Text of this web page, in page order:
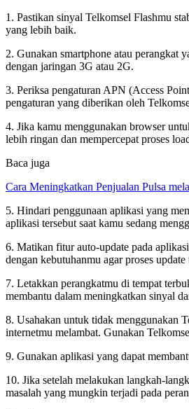
1. Pastikan sinyal Telkomsel Flashmu
yang lebih baik.
2. Gunakan smartphone atau perangkat
dengan jaringan 3G atau 2G.
3. Periksa pengaturan APN (Access
pengaturan yang diberikan oleh
4. Jika kamu menggunakan browser
lebih ringan dan mempercepat proses
Baca juga
Cara Meningkatkan Penjualan Pulsa
5. Hindari penggunaan aplikasi yang
aplikasi tersebut saat kamu sedang
6. Matikan fitur auto-update pada
dengan kebutuhanmu agar proses
7. Letakkan perangkatmu di tempat
membantu dalam meningkatkan sinyal
8. Usahakan untuk tidak menggunakan
internetmu melambat. Gunakan
9. Gunakan aplikasi yang dapat
10. Jika setelah melakukan langkah-
masalah yang mungkin terjadi pada